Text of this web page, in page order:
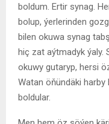
boldum. Ertir synag.
bolup, ýerlerinden
bilen okuwa synag
hiç zat aýtmadyk ýaly.
okuwy gutaryp, hersi
Watan öňündäki
boldular.